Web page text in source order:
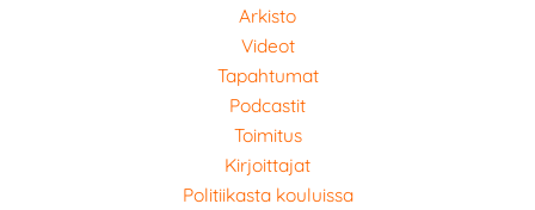
Arkisto
Videot
Tapahtumat
Podcastit
Toimitus
Kirjoittajat
Politiikasta kouluissa